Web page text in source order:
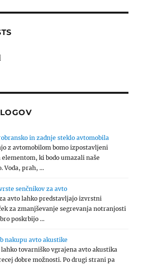
in zadnje steklo avtomobila
z avtomobilom bomo izpostavljeni
ki bodo umazali naše
Voda, prah, …
senčnikov za avto
avto lahko predstavljajo izvrstni
za zmanjševanje segrevanja notranjosti
poskrbijo …
nakupu avto akustike
lahko tovarniško vgrajena avto akustika
dobre možnosti. Po drugi strani pa